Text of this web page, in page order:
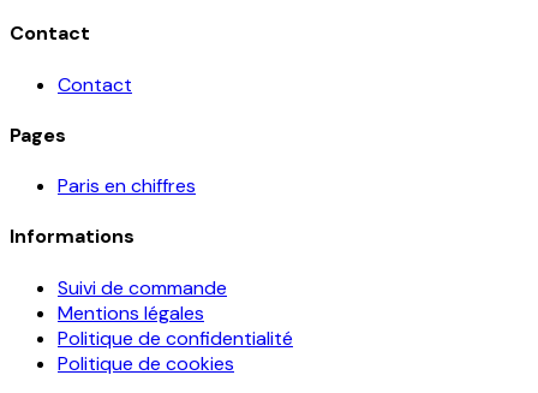
Contact
Contact
Pages
Paris en chiffres
Informations
Suivi de commande
Mentions légales
Politique de confidentialité
Politique de cookies